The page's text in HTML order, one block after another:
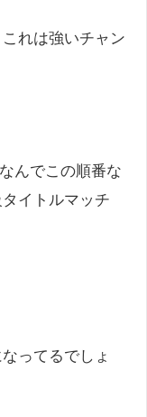
れは強いチャン
んでこの順番な
イトルマッチ
ってるでしょ